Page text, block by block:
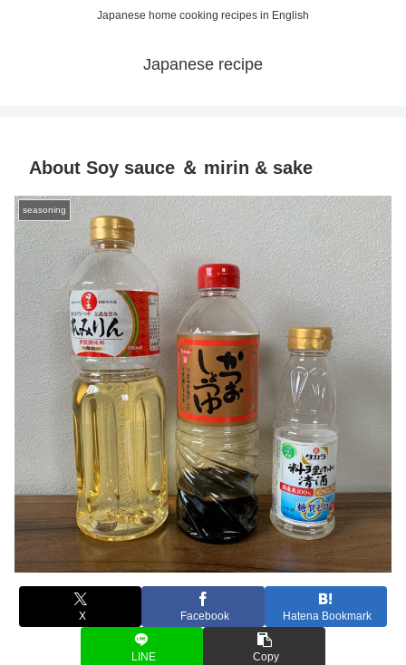
Japanese home cooking recipes in English
Japanese recipe
About Soy sauce ＆ mirin & sake
seasoning
X Facebook Hatena Bookmark
LINE Copy